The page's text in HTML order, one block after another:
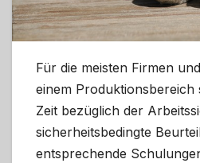
Für die meisten Firmen
einem Produktionsbereich
Zeit bezüglich der
sicherheitsbedingte
entsprechende